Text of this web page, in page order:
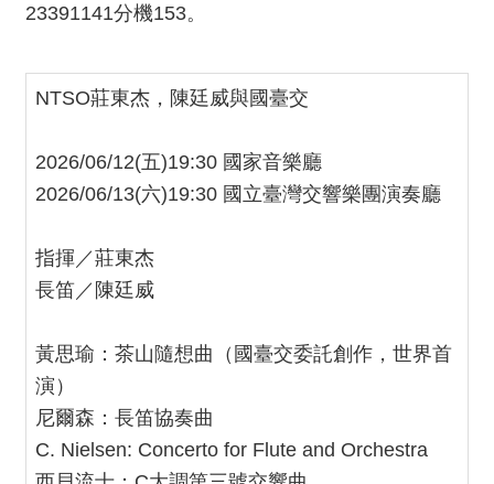
們
常
見
意
反
網
導
覽
23391141分機153。
NTSO莊東杰，陳廷威與國臺交
2026/06/12(五)19:30 國家音樂廳
2026/06/13(六)19:30 國立臺灣交響樂團演奏廳
指揮／莊東杰
長笛／陳廷威
黃思瑜：茶山隨想曲（國臺交委託創作，世界首
演）
尼爾森：長笛協奏曲
C. Nielsen: Concerto for Flute and Orchestra